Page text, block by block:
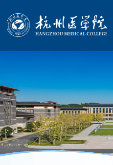
学院概况